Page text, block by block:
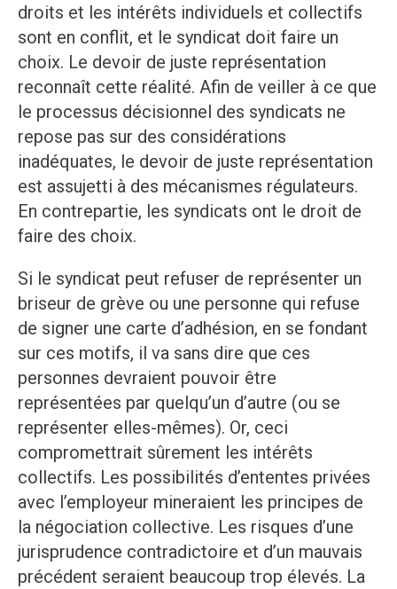
droits et les intérêts individuels et collectifs
sont en conflit, et le syndicat doit faire un
choix. Le devoir de juste représentation
reconnaît cette réalité. Afin de veiller à ce que
le processus décisionnel des syndicats ne
repose pas sur des considérations
inadéquates, le devoir de juste représentation
est assujetti à des mécanismes régulateurs.
En contrepartie, les syndicats ont le droit de
faire des choix.
Si le syndicat peut refuser de représenter un
briseur de grève ou une personne qui refuse
de signer une carte d’adhésion, en se fondant
sur ces motifs, il va sans dire que ces
personnes devraient pouvoir être
représentées par quelqu’un d’autre (ou se
représenter elles-mêmes). Or, ceci
compromettrait sûrement les intérêts
collectifs. Les possibilités d’ententes privées
avec l’employeur mineraient les principes de
la négociation collective. Les risques d’une
jurisprudence contradictoire et d’un mauvais
précédent seraient beaucoup trop élevés. La